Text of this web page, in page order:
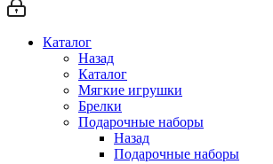
Каталог
Назад
Каталог
Мягкие игрушки
Брелки
Подарочные наборы
Назад
Подарочные наборы